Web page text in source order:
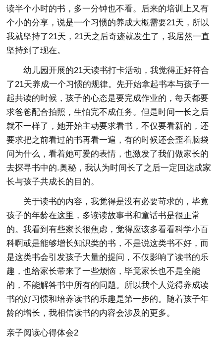
读半个小时的书，多一分钟也不看。后来的培训上又有
个小的分享，说是一个习惯的养成大概需要21天，所以
我就坚持了21天，21天之后奇迹就发生了，我居然一直
坚持到了现在。
幼儿园开展的21天读书打卡活动，我觉得正好符合
了21天养成一个习惯的规律。先开始拿起书本与孩子一
起共读的时候，孩子的心态是要完成作业的，每天都要
求爸爸配合拍照，生怕完不成任务。但是时间一长之后
就不一样了，她开始主动要求看书，不仅要看新的，还
要求把之前看过的书再看一遍，有的时候还会歪着脑袋
问为什么，看着她可爱的表情，也激发了我们做家长的
去探寻书中的.奥秘，我认为时间长了之后一定回达成家
长与孩子共成长的目的。
关于读书的内容，我觉得是没有必要苛求的，毕竟
孩子的年龄在这里，多读读故事书和童话书是很正常
的。我看到有些家长很焦虑，觉得应该多看看科学小百
科啊或是能够增长知识类的书，不是说这类书不好，而
是这类书会引发孩子大量的提问，不仅影响了读书的乐
趣，也给家长带来了一些烦恼，毕竟家长也不是全能
的，不能解答书中所有的问题。所以我个人觉得养成读
书的好习惯和培养读书的乐趣是第一步的。随着孩子年
龄的增长，我相信读书的内容会涉及的更多。
亲子阅读心得体会2